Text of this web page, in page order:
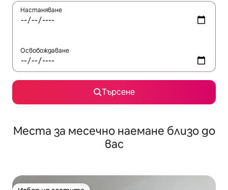
Настаняване
Освобождаване
Търсене
Места за месечно наемане близо до
вас